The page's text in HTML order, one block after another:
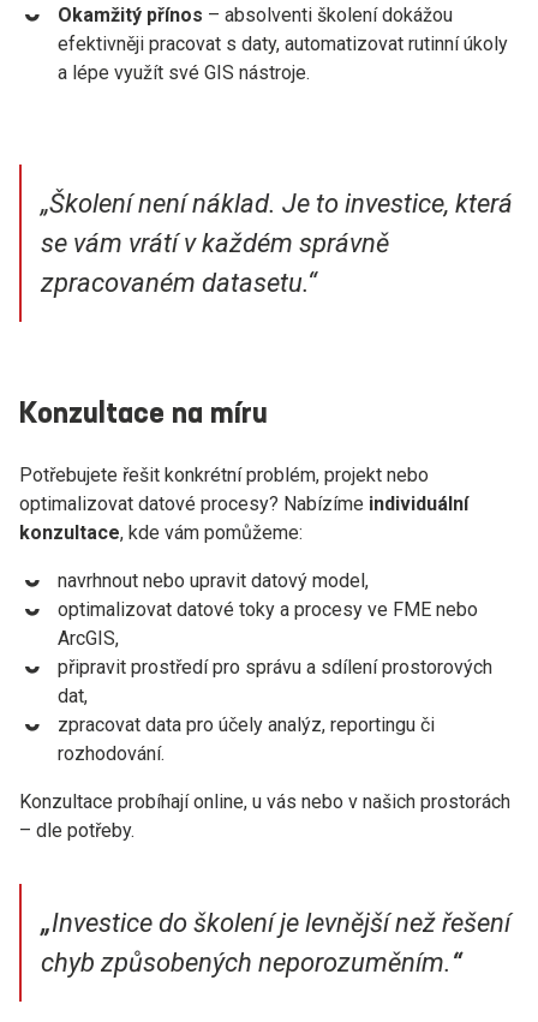
Okamžitý přínos – absolventi školení dokážou
efektivněji pracovat s daty, automatizovat rutinní úkoly
a lépe využít své GIS nástroje.
„Školení není náklad. Je to investice, která
se vám vrátí v každém správně
zpracovaném datasetu.“
Konzultace na míru
Potřebujete řešit konkrétní problém, projekt nebo
optimalizovat datové procesy? Nabízíme individuální
konzultace, kde vám pomůžeme:
navrhnout nebo upravit datový model,
optimalizovat datové toky a procesy ve FME nebo
ArcGIS,
připravit prostředí pro správu a sdílení prostorových
dat,
zpracovat data pro účely analýz, reportingu či
rozhodování.
Konzultace probíhají online, u vás nebo v našich prostorách
– dle potřeby.
„Investice do školení je levnější než řešení
chyb způsobených neporozuměním. “